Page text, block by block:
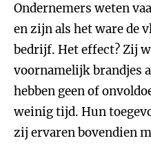
Ondernemers weten
en zijn als het ware de
bedrijf. Het effect? Zij
voornamelijk brandjes
hebben geen of
weinig tijd. Hun
zij ervaren bovendien